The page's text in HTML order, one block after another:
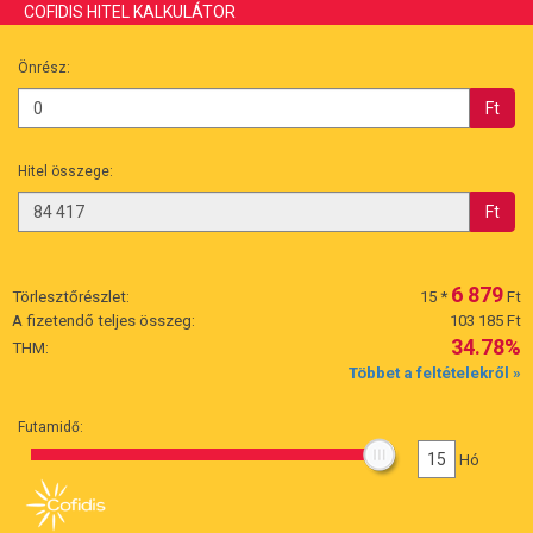
COFIDIS HITEL KALKULÁTOR
Önrész:
Ft
Hitel összege:
Ft
Törlesztőrészlet: 15 * 6 879 Ft
A fizetendő teljes összeg:
103 185 Ft
THM:
34.78%
Többet a feltételekről »
Futamidő:
15 Hó